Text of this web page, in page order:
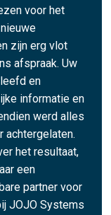
voor het
zijn erg vlot
afspraak. Uw
en
informatie en
werd alles
achtergelaten.
het resultaat,
een
partner voor
JOJO Systems